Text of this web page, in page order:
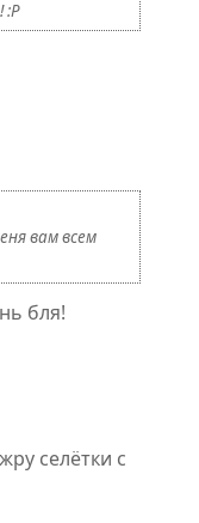
:Р
вам всем
бля!
селётки с